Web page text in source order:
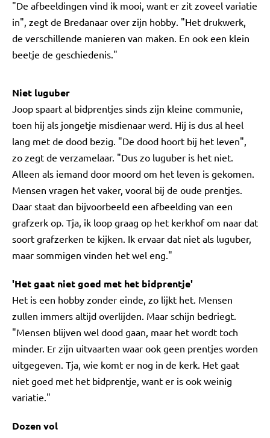
"De afbeeldingen vind ik mooi, want er zit zoveel variatie
in", zegt de Bredanaar over zijn hobby. "Het drukwerk,
de verschillende manieren van maken. En ook een klein
beetje de geschiedenis."
Niet luguber
Joop spaart al bidprentjes sinds zijn kleine communie,
toen hij als jongetje misdienaar werd. Hij is dus al heel
lang met de dood bezig. "De dood hoort bij het leven",
zo zegt de verzamelaar. "Dus zo luguber is het niet.
Alleen als iemand door moord om het leven is gekomen.
Mensen vragen het vaker, vooral bij de oude prentjes.
Daar staat dan bijvoorbeeld een afbeelding van een
grafzerk op. Tja, ik loop graag op het kerkhof om naar dat
soort grafzerken te kijken. Ik ervaar dat niet als luguber,
maar sommigen vinden het wel eng."
'Het gaat niet goed met het bidprentje'
Het is een hobby zonder einde, zo lijkt het. Mensen
zullen immers altijd overlijden. Maar schijn bedriegt.
"Mensen blijven wel dood gaan, maar het wordt toch
minder. Er zijn uitvaarten waar ook geen prentjes worden
uitgegeven. Tja, wie komt er nog in de kerk. Het gaat
niet goed met het bidprentje, want er is ook weinig
variatie."
Dozen vol